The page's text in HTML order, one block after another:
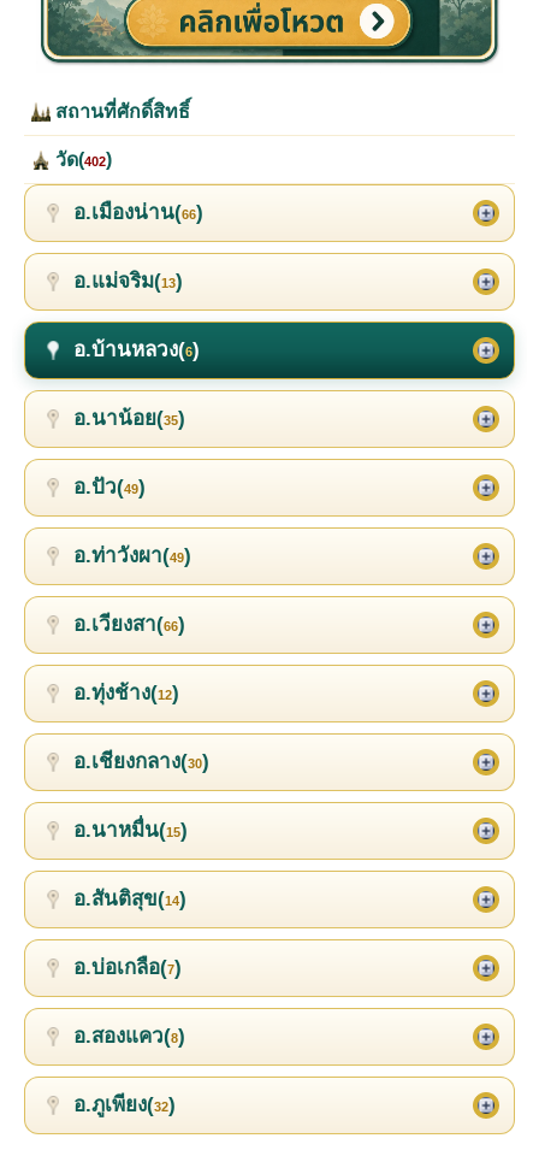
สถานที่ศักดิ์สิทธิ์
วัด(402)
อ.เมืองน่าน(66)
อ.แม่จริม(13)
อ.บ้านหลวง(6)
อ.นาน้อย(35)
อ.ปัว(49)
อ.ท่าวังผา(49)
อ.เวียงสา(66)
อ.ทุ่งช้าง(12)
อ.เชียงกลาง(30)
อ.นาหมื่น(15)
อ.สันติสุข(14)
อ.บ่อเกลือ(7)
อ.สองแคว(8)
อ.ภูเพียง(32)